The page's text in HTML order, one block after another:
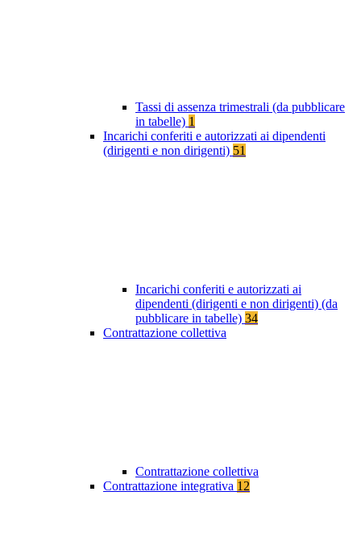
Tassi di assenza trimestrali (da pubblicare
in tabelle) 1
Incarichi conferiti e autorizzati ai dipendenti
(dirigenti e non dirigenti) 51
Incarichi conferiti e autorizzati ai
dipendenti (dirigenti e non dirigenti) (da
pubblicare in tabelle) 34
Contrattazione collettiva
Contrattazione collettiva
Contrattazione integrativa 12